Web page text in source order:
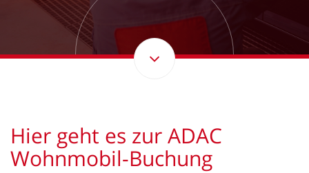
Hier geht es zur ADAC
Wohnmobil-Buchung